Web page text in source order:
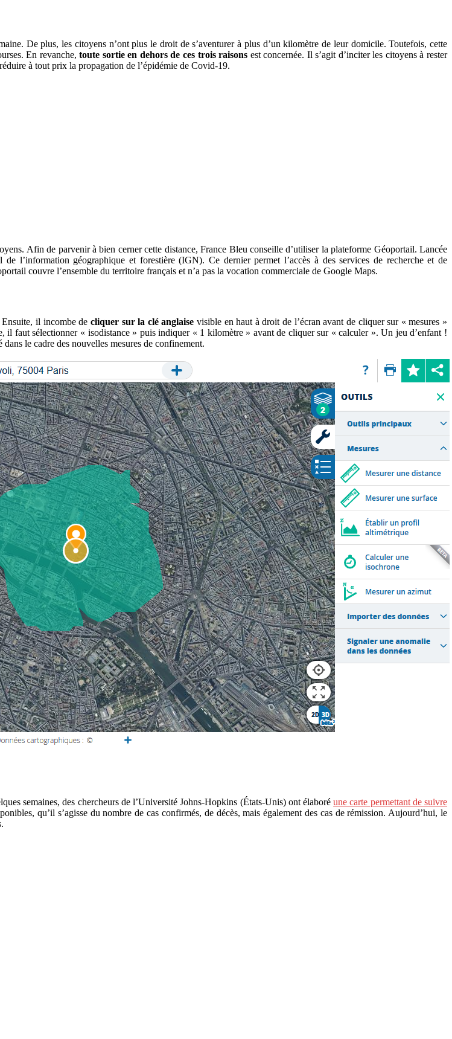
De plus, les citoyens n’ont plus le droit de s’aventurer à plus d’un kilomètre de leur domicile. Toutefois, cette
En revanche,toute sortie en dehors de ces trois raisons est concernée. Il s’agit d’inciter les citoyens à rester
à tout prix la propagation de l’épidémie de Covid-19.
Afin de parvenir à bien cerner cette distance, France Bleu conseille d’utiliser la plateforme Géoportail. Lancée
l’information géographique et forestière (IGN). Ce dernier permet l’accès à des services de recherche et de
couvre l’ensemble du territoire français et n’a pas la vocation commerciale de Google Maps.
Ensuite, il incombe de cliquer sur la clé anglaise visible en haut à droit de l’écran avant de cliquer sur « mesures »
faut sélectionner « isodistance » puis indiquer « 1 kilomètre » avant de cliquer sur « calculer ». Un jeu d’enfant !
le cadre des nouvelles mesures de confinement.
semaines, des chercheurs de l’Université Johns-Hopkins (États-Unis) ont élaboréune carte permettant de suivre
qu’il s’agisse du nombre de cas confirmés, de décès, mais également des cas de rémission. Aujourd’hui, le